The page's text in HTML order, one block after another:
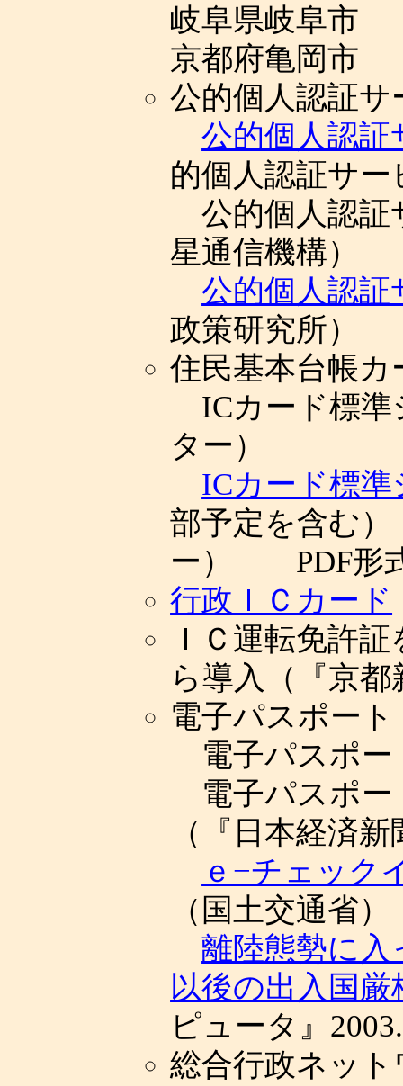
岐阜県岐阜市
京都府亀岡市
公的個人認証サ
公的個人認
的個人認証サ
公的個人認証
星通信機構）
公的個人認証
政策研究所）
住民基本台帳
ICカード標準
ター）
ICカード標
部予定を含む
ー） PDF形
行政ＩＣカード
ＩＣ運転免許
ら導入（『京都
電子パスポート
電子パスポー
電子パスポー
（『日本経済
ｅ−チェック
（国土交通省）
離陸態勢に
以後の出入国
ピュータ』
総合行政ネット